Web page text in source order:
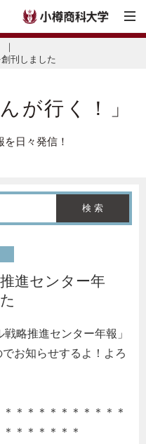
｜
刊しました
が行く！」
日々発信！
進センター年
略推進センター年報」
お知らせするよ！よろ
＊＊＊＊＊＊＊＊＊＊
＊＊＊＊＊＊